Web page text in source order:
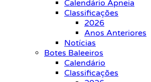
Calendário Apneia
Classificações
2026
Anos Anteriores
Notícias
Botes Baleeiros
Calendário
Classificações